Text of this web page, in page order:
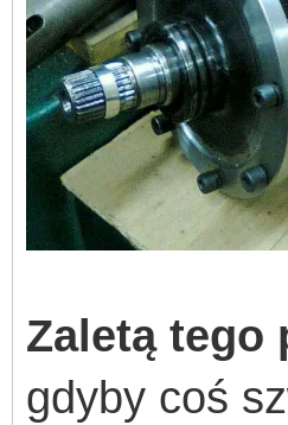
Zaletą tego
gdyby coś